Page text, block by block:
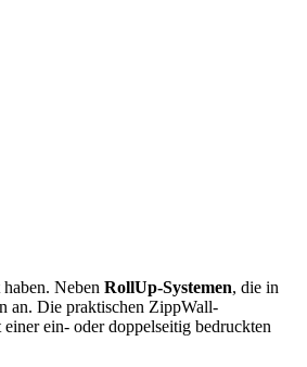
Neben RollUp-Systemen, die in
an. Die praktischen ZippWall-
ein- oder doppelseitig bedruckten